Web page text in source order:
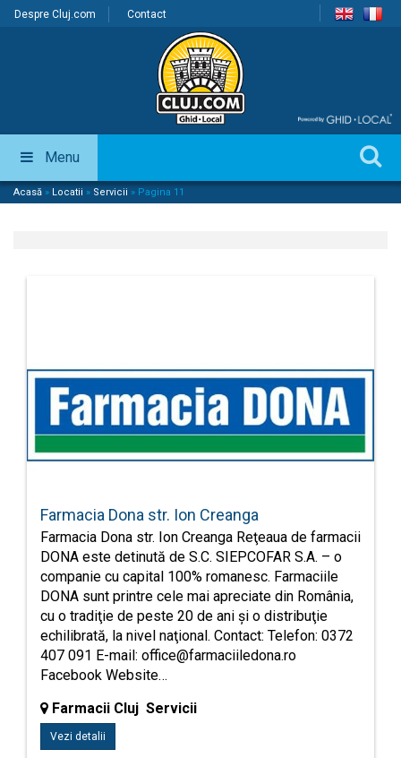
Despre Cluj.com Contact
Menu
Acasă » Locatii » Servicii » Pagina 11
Farmacia Dona str. Ion Creanga
Farmacia Dona str. Ion Creanga Reţeaua de farmacii
DONA este detinută de S.C. SIEPCOFAR S.A. – o
companie cu capital 100% romanesc. Farmaciile
DONA sunt printre cele mai apreciate din România,
cu o tradiţie de peste 20 de ani şi o distribuţie
echilibrată, la nivel naţional. Contact: Telefon: 0372
407 091 E-mail: office@farmaciiledona.ro
Facebook Website…
Farmacii Cluj Servicii
Vezi detalii